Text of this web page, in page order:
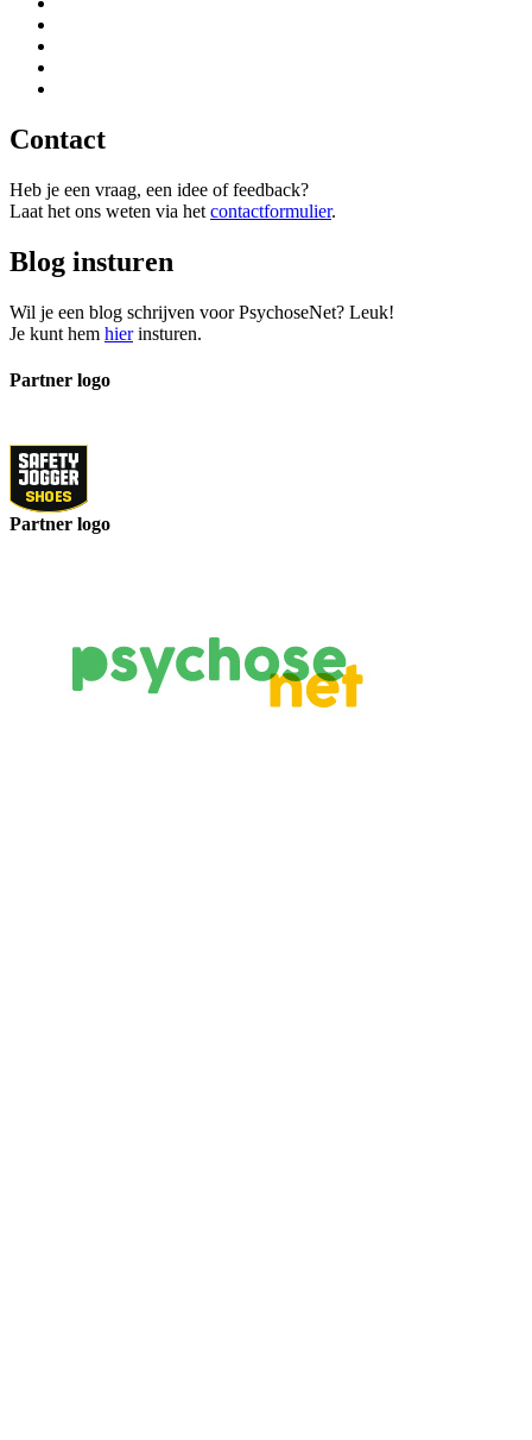
Contact
Heb je een vraag, een idee of feedback?
Laat het ons weten via het contactformulier.
Blog insturen
Wil je een blog schrijven voor PsychoseNet? Leuk!
Je kunt hem hierinsturen.
Partner logo
Partner logo